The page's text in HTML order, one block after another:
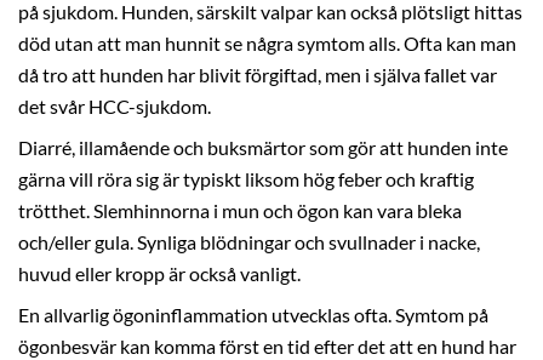
på sjukdom. Hunden, särskilt valpar kan också plötsligt hittas
död utan att man hunnit se några symtom alls. Ofta kan man
då tro att hunden har blivit förgiftad, men i själva fallet var
det svår HCC-sjukdom.
Diarré, illamående och buksmärtor som gör att hunden inte
gärna vill röra sig är typiskt liksom hög feber och kraftig
trötthet. Slemhinnorna i mun och ögon kan vara bleka
och/eller gula. Synliga blödningar och svullnader i nacke,
huvud eller kropp är också vanligt.
En allvarlig ögoninflammation utvecklas ofta. Symtom på
ögonbesvär kan komma först en tid efter det att en hund har